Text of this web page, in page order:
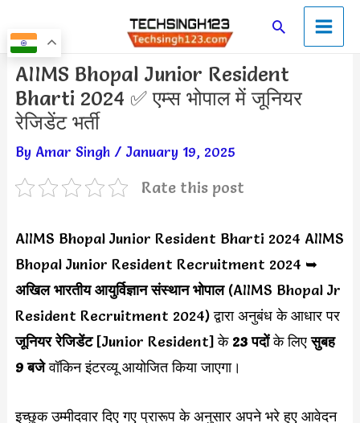
to
content
SearchMain
Menu
AIIMS Bhopal Junior Resident
Bharti 2024 ✅ एम्स भोपाल में जूनियर
रेजिडेंट भर्ती
By Amar Singh / January 19, 2025
Rate this post
AIIMS Bhopal Junior Resident Bharti 2024 AIIMS
Bhopal Junior Resident Recruitment 2024 ➥
अखिल भारतीय आयुर्विज्ञान संस्थान भोपाल(AIIMS Bhopal Jr
Resident Recruitment 2024) द्वारा अनुबंध के आधार पर
जूनियर रेजिडेंट[Junior Resident] के23 पदोंके लिएसुबह
9 बजेवॉकिन इंटरव्यू आयोजित किया जाएगा।
इच्छुक उम्मीदवार दिए गए प्रारूप के अनुसार अपने भरे हुए आवेदन
Post
navigation